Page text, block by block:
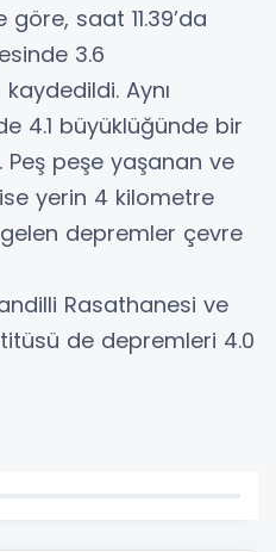
göre, saat 11.39’da
3.6
Aynı
4.1 büyüklüğünde bir
peşe yaşanan ve
yerin 4 kilometre
depremler çevre
Rasathanesi ve
de depremleri 4.0